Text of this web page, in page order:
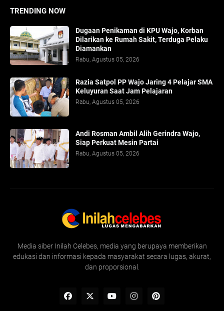
TRENDING NOW
Dugaan Penikaman di KPU Wajo, Korban
Dilarikan ke Rumah Sakit, Terduga Pelaku
Diamankan
Rabu, Agustus 05, 2026
Razia Satpol PP Wajo Jaring 4 Pelajar SMA
Keluyuran Saat Jam Pelajaran
Rabu, Agustus 05, 2026
Andi Rosman Ambil Alih Gerindra Wajo,
Siap Perkuat Mesin Partai
Rabu, Agustus 05, 2026
Media siber Inilah Celebes, media yang berupaya memberikan
edukasi dan informasi kepada masyarakat secara lugas, akurat,
dan proporsional.